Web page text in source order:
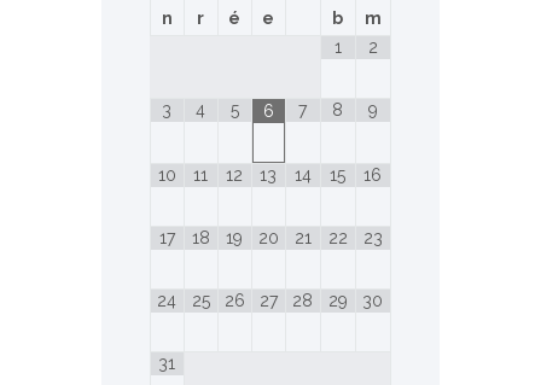
n
r
é
e
b
m
1
2
3 4 5 6 7 8 9
10 11 12 13 14 15 16
17 18 19 20 21 22 23
24 25 26 27 28 29 30
31